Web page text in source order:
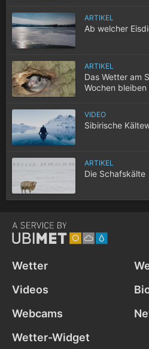
ARTIKEL
Ab welcher
ARTIKEL
Das Wetter am
Wochen bleiben
VIDEO
Sibirische
ARTIKEL
Die Schafskälte
Wetter
Videos
Webcams
Wetter-Widget